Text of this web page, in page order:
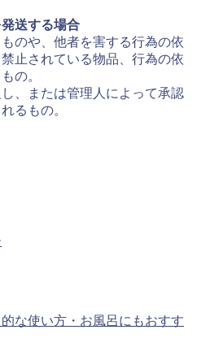
送する場合
のや、他者を害する行為の依
止されている物品、行為の依
の。
、または管理人によって承認
るもの。
な使い方・お風呂にもおすす